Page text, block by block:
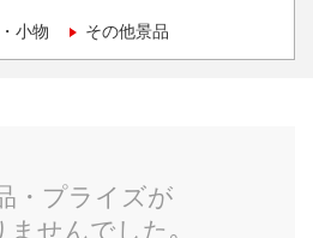
小物 その他景品